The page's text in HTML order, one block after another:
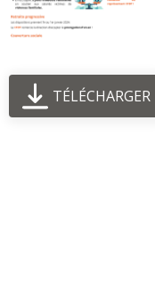
TÉLÉCHARGER